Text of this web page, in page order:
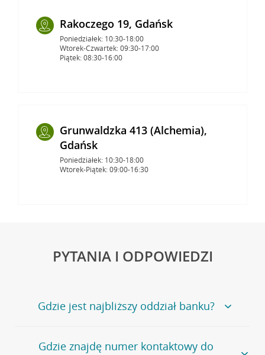
Rakoczego 19, Gdańsk
Poniedziałek: 10:30-18:00
Wtorek-Czwartek: 09:30-17:00
Piątek: 08:30-16:00
Grunwaldzka 413 (Alchemia),
Gdańsk
Poniedziałek: 10:30-18:00
Wtorek-Piątek: 09:00-16:30
PYTANIA I ODPOWIEDZI
Gdzie jest najbliższy oddział banku?
Jeśli szukasz oddziału naszego banku, zapraszamy na
stronęPlacówki i bankomaty, na której znajduje się
Gdzie znajdę numer kontaktowy do